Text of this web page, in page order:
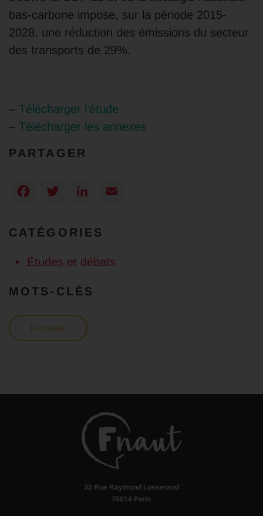
bas-carbone impose, sur la période 2015-
2028, une réduction des émissions du secteur
des transports de 29%.
– Télécharger l’étude
– Télécharger les annexes
PARTAGER
Facebook
TwitterLinkedIn
CATÉGORIES
Études et débats
MOTS-CLÉS
Ferroviaire
32 Rue Raymond Losserand
75014 Paris